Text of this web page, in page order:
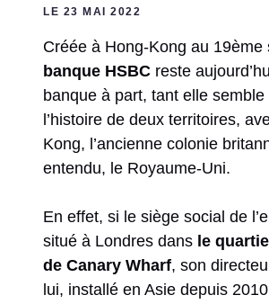
LE 23 MAI 2022
Créée à Hong-Kong au 19ème
banque HSBC reste
banque à part, tant elle
l’histoire de deux territoires,
Kong, l’ancienne colonie
entendu, le Royaume-Uni.
En effet, si le siège social de
situé à Londres dans le
de Canary Wharf, son
lui, installé en Asie depuis